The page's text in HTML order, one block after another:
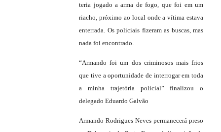
teria jogado a arma de fogo, que foi em um
riacho, próximo ao local onde a vítima estava
enterrada. Os policiais fizeram as buscas, mas
nada foi encontrado.
“Armando foi um dos criminosos mais frios
que tive a oportunidade de interrogar em toda
a minha trajetória policial” finalizou o
delegado Eduardo Galvão
Armando Rodrigues Neves permanecerá preso